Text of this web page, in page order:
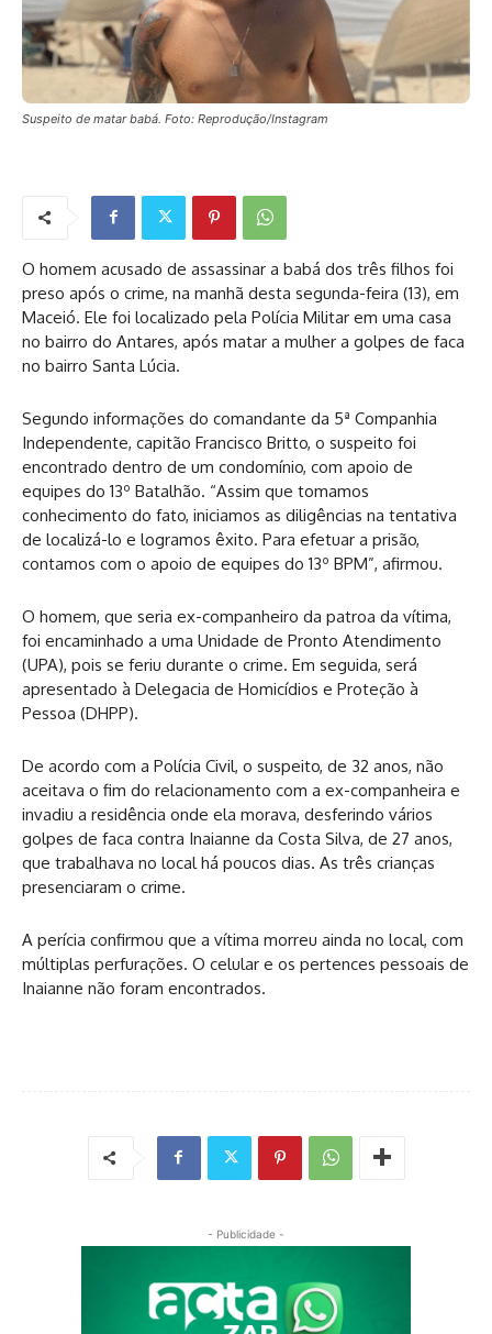
Suspeito de matar babá. Foto: Reprodução/Instagram
O homem acusado de assassinar a babá dos três filhos foi
preso após o crime, na manhã desta segunda-feira (13), em
Maceió. Ele foi localizado pela Polícia Militar em uma casa
no bairro do Antares, após matar a mulher a golpes de faca
no bairro Santa Lúcia.
Segundo informações do comandante da 5ª Companhia
Independente, capitão Francisco Britto, o suspeito foi
encontrado dentro de um condomínio, com apoio de
equipes do 13º Batalhão. “Assim que tomamos
conhecimento do fato, iniciamos as diligências na tentativa
de localizá-lo e logramos êxito. Para efetuar a prisão,
contamos com o apoio de equipes do 13º BPM”, afirmou.
O homem, que seria ex-companheiro da patroa da vítima,
foi encaminhado a uma Unidade de Pronto Atendimento
(UPA), pois se feriu durante o crime. Em seguida, será
apresentado à Delegacia de Homicídios e Proteção à
Pessoa (DHPP).
De acordo com a Polícia Civil, o suspeito, de 32 anos, não
aceitava o fim do relacionamento com a ex-companheira e
invadiu a residência onde ela morava, desferindo vários
golpes de faca contra Inaianne da Costa Silva, de 27 anos,
que trabalhava no local há poucos dias. As três crianças
presenciaram o crime.
A perícia confirmou que a vítima morreu ainda no local, com
múltiplas perfurações. O celular e os pertences pessoais de
Inaianne não foram encontrados.
- Publicidade -